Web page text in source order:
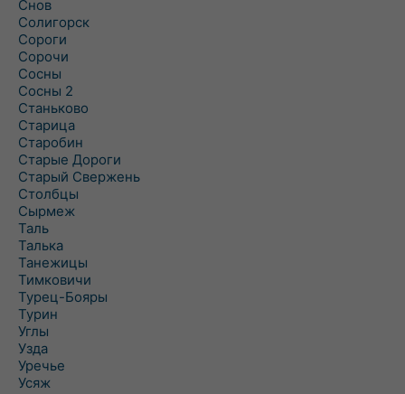
Снов
Солигорск
Сороги
Сорочи
Сосны
Сосны 2
Станьково
Старица
Старобин
Старые Дороги
Старый Свержень
Столбцы
Сырмеж
Таль
Талька
Танежицы
Тимковичи
Турец-Бояры
Турин
Углы
Узда
Уречье
Усяж